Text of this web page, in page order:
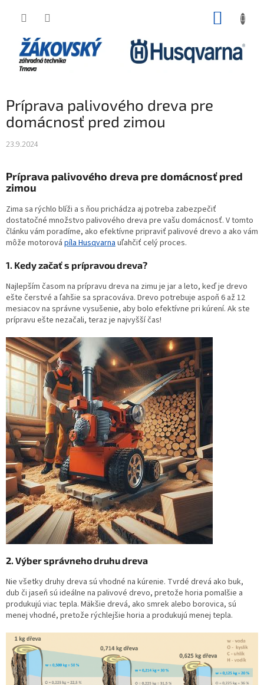
Príprava palivového dreva pre
domácnosť pred zimou
23.9.2024
Príprava palivového dreva pre domácnosť pred
zimou
Zima sa rýchlo blíži a s ňou prichádza aj potreba zabezpečiť
dostatočné množstvo palivového dreva pre vašu domácnosť. V tomto
článku vám poradíme, ako efektívne pripraviť palivové drevo a ako vám
môže motorová píla Husqvarna uľahčiť celý proces.
1. Kedy začať s prípravou dreva?
Najlepším časom na prípravu dreva na zimu je jar a leto, keď je drevo
ešte čerstvé a ľahšie sa spracováva. Drevo potrebuje aspoň 6 až 12
mesiacov na správne vysušenie, aby bolo efektívne pri kúrení. Ak ste
prípravu ešte nezačali, teraz je najvyšší čas!
2. Výber správneho druhu dreva
Nie všetky druhy dreva sú vhodné na kúrenie. Tvrdé drevá ako buk,
dub či jaseň sú ideálne na palivové drevo, pretože horia pomalšie a
produkujú viac tepla. Mäkšie drevá, ako smrek alebo borovica, sú
menej vhodné, pretože rýchlejšie horia a produkujú menej tepla.